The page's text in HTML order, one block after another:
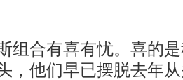
合有喜有忧。喜的是
，他们早已摆脱去年